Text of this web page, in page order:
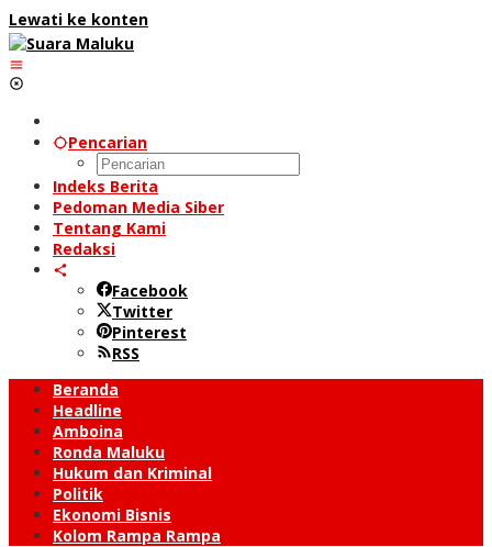
Lewati ke konten
Pencarian
Indeks Berita
Pedoman Media Siber
Tentang Kami
Redaksi
Facebook
Twitter
Pinterest
RSS
Beranda
Headline
Amboina
Ronda Maluku
Hukum dan Kriminal
Politik
Ekonomi Bisnis
Kolom Rampa Rampa